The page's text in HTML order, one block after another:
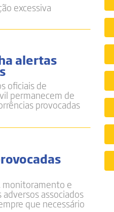
excessiva
alertas
oficiais de
permanecem de
provocadas
monitoramento e
associados
que necessário